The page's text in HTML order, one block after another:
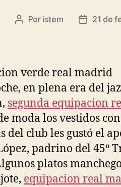
Autor
Por istern
Fecha
21 de
en plena era del
segunda equipacion
moda los vestidos
del club les gustó el
padrino del 45º
platos
equipacion real